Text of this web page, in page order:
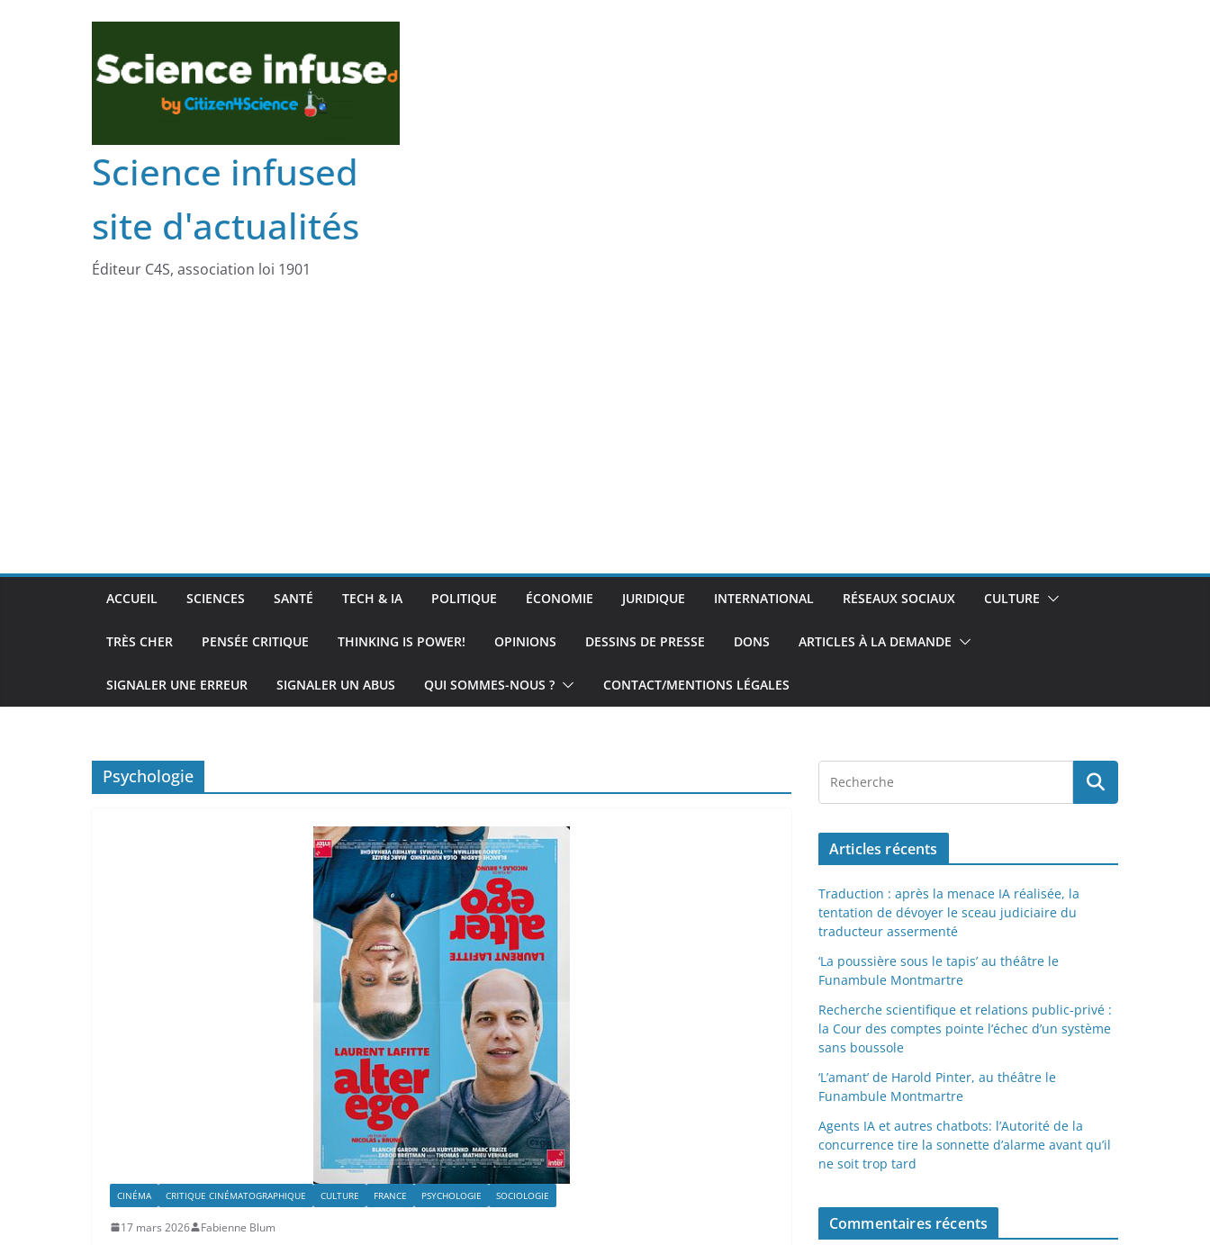
Science infused
site d'actualités
Éditeur C4S, association loi 1901
ACCUEIL SCIENCES SANTÉ TECH & IA POLITIQUE ÉCONOMIE JURIDIQUE INTERNATIONAL RÉSEAUX SOCIAUX CULTURE
TRÈS CHER PENSÉE CRITIQUE THINKING IS POWER! OPINIONS DESSINS DE PRESSE DONS ARTICLES À LA DEMANDE
SIGNALER UNE ERREUR SIGNALER UN ABUS QUI SOMMES-NOUS ? CONTACT/MENTIONS LÉGALES
Psychologie
CINÉMA CRITIQUE CINÉMATOGRAPHIQUE CULTURE FRANCE PSYCHOLOGIE SOCIOLOGIE
17 mars 2026 Fabienne Blum
Articles récents
Traduction : après la menace IA réalisée, la
tentation de dévoyer le sceau judiciaire du
traducteur assermenté
‘La poussière sous le tapis’ au théâtre le
Funambule Montmartre
Recherche scientifique et relations public-privé :
la Cour des comptes pointe l’échec d’un système
sans boussole
‘L’amant’ de Harold Pinter, au théâtre le
Funambule Montmartre
Agents IA et autres chatbots: l’Autorité de la
concurrence tire la sonnette d’alarme avant qu’il
ne soit trop tard
Commentaires récents